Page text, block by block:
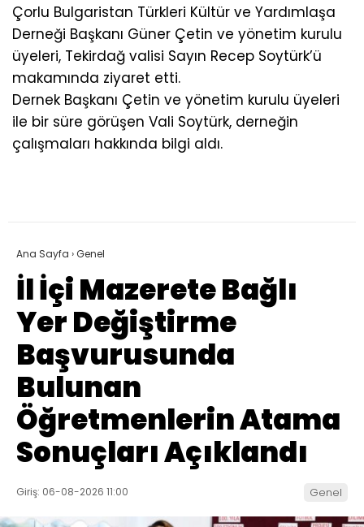
Çorlu Bulgaristan Türkleri Kültür ve Yardımlaşa
Derneği Başkanı Güner Çetin ve yönetim kurulu
üyeleri, Tekirdağ valisi Sayın Recep Soytürk’ü
makamında ziyaret etti.
Dernek Başkanı Çetin ve yönetim kurulu üyeleri
ile bir süre görüşen Vali Soytürk, derneğin
çalışmaları hakkında bilgi aldı.
Ana Sayfa ›Genel
İl İçi Mazerete Bağlı
Yer Değiştirme
Başvurusunda
Bulunan
Öğretmenlerin Atama
Sonuçları Açıklandı
Giriş: 06-08-2026 11:00 Genel